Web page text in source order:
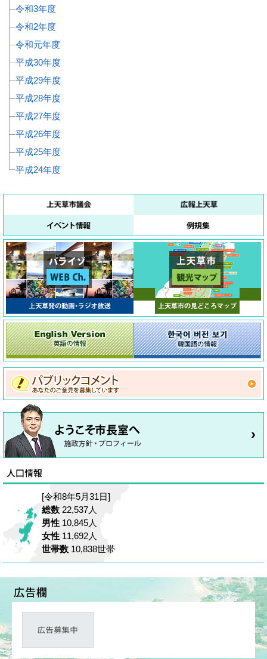
令和3年度
令和2年度
令和元年度
平成30年度
平成29年度
平成28年度
平成27年度
平成26年度
平成25年度
平成24年度
[令和8年5月31日]
総数 22,537人
男性 10,845人
女性 11,692人
世帯数 10,838世帯